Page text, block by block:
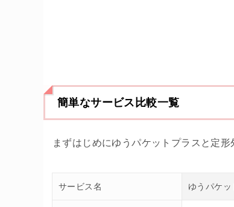
簡単なサービス比較一覧
まずはじめにゆうパケットプラスと定
サービス名 ゆうパケッ